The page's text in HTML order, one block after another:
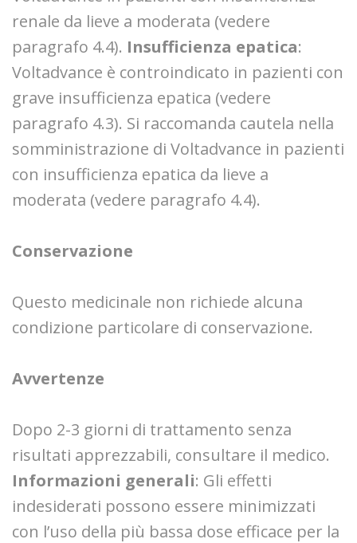
renale da lieve a moderata (vedere
paragrafo 4.4). Insufficienza epatica:
Voltadvance è controindicato in pazienti con
grave insufficienza epatica (vedere
paragrafo 4.3). Si raccomanda cautela nella
somministrazione di Voltadvance in pazienti
con insufficienza epatica da lieve a
moderata (vedere paragrafo 4.4).
Conservazione
Questo medicinale non richiede alcuna
condizione particolare di conservazione.
Avvertenze
Dopo 2-3 giorni di trattamento senza
risultati apprezzabili, consultare il medico.
Informazioni generali: Gli effetti
indesiderati possono essere minimizzati
con l’uso della più bassa dose efficace per la